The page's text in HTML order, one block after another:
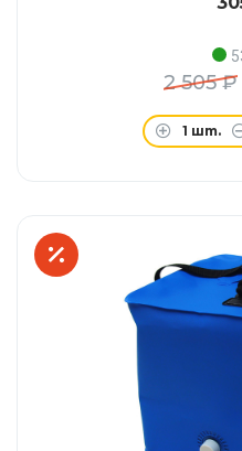
2 505 ₽
1 шт.